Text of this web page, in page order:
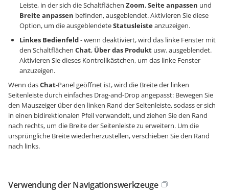
Leiste, in der sich die Schaltflächen Zoom,Seite anpassen und
Breite anpassen befinden, ausgeblendet. Aktivieren Sie diese
Option, um die ausgeblendeteStatusleisteanzuzeigen.
Linkes Bedienfeld- wenn deaktiviert, wird das linke Fenster mit
den Schaltflächen Chat, Über das Produkt usw. ausgeblendet.
Aktivieren Sie dieses Kontrollkästchen, um das linke Fenster
anzuzeigen.
Wenn dasChat-Panel geöffnet ist, wird die Breite der linken
Seitenleiste durch einfaches Drag-and-Drop angepasst: Bewegen Sie
den Mauszeiger über den linken Rand der Seitenleiste, sodass er sich
in einen bidirektionalen Pfeil verwandelt, und ziehen Sie den Rand
nach rechts, um die Breite der Seitenleiste zu erweitern. Um die
ursprüngliche Breite wiederherzustellen, verschieben Sie den Rand
nach links.
Verwendung der Navigationswerkzeuge